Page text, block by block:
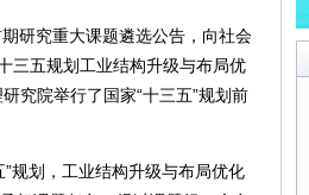
研究重大课题遴选公告，向社会
三五规划工业结构升级与布局优
究院举行了国家“十三五”规划前
划，工业结构升级与布局优化